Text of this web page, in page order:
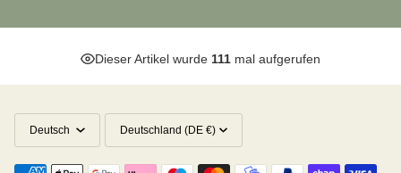
Dieser Artikel wurde 111 mal aufgerufen
Sprache
Deutsch Währung
Deutschland (DE €)